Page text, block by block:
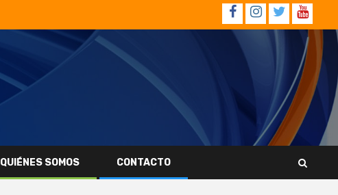
Facebook
Instagram
Twitter
QUIÉNES SOMOS CONTACTO